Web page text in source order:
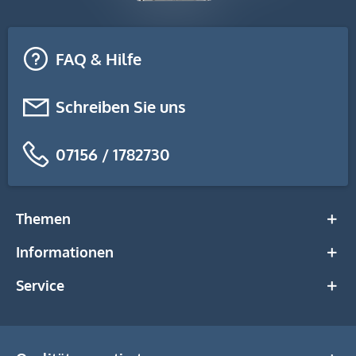
FAQ & Hilfe
Schreiben Sie uns
07156 / 1782730
Themen
Informationen
Service